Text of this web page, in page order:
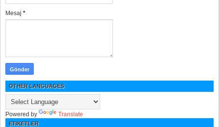
Mesaj*
OTHER LANGUAGES
Powered by Translate
ETIKETLER